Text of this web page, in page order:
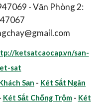
- Văn Phòng 2:
ketsatcaocap.vn/san-
sat
Sạn - Két Sắt Ngân
Két Sắt Chống Trộm- Két